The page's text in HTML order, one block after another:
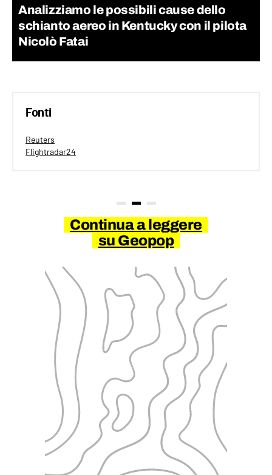
Analizziamo le possibili cause dello
schianto aereo in Kentucky con il pilota
Nicolò Fatai
Fonti
Reuters
Flightradar24
Continua a leggere
su Geopop